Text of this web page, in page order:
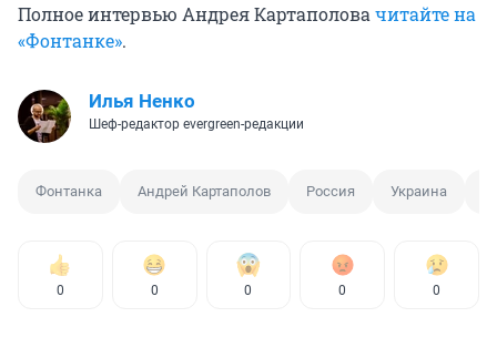
Полное интервью Андрея Картаполова читайте на
«Фонтанке».
Илья Ненко
Шеф-редактор evergreen-редакции
Фонтанка Андрей Картаполов Россия Украина
0 0 0 0 0